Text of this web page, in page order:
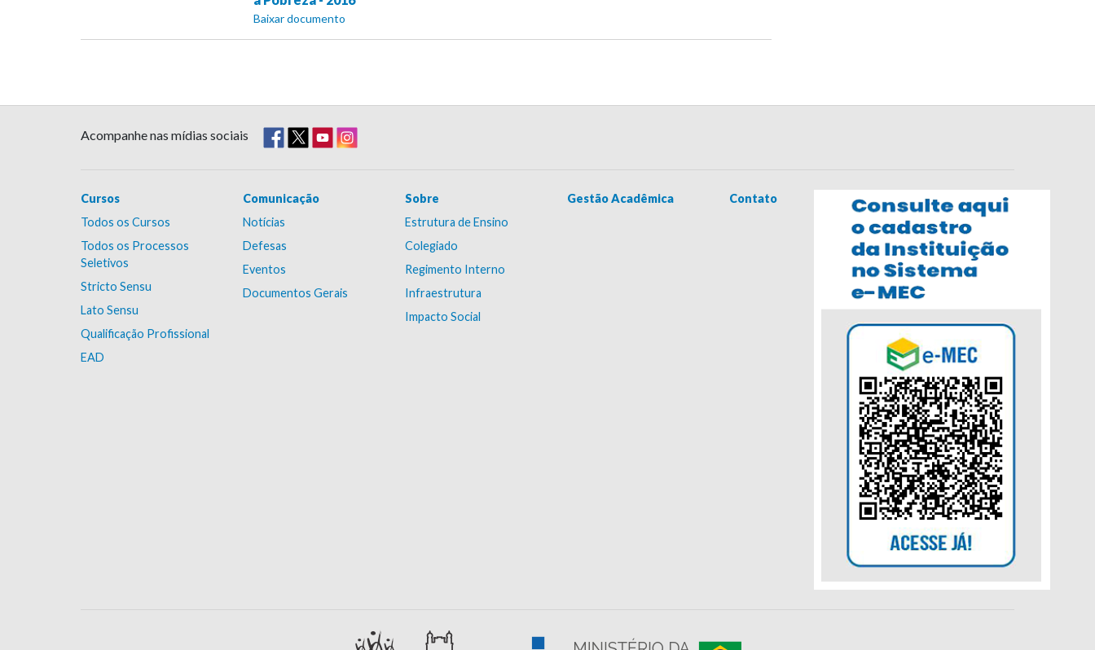
Baixar documento
Acompanhe nas mídias sociais
Cursos
Todos os Cursos
Todos os Processos
Seletivos
Stricto Sensu
Lato Sensu
Qualificação Profissional
EAD
Comunicação
Notícias
Defesas
Eventos
Documentos Gerais
Sobre
Estrutura de Ensino
Colegiado
Regimento Interno
Infraestrutura
Impacto Social
Gestão Acadêmica Contato